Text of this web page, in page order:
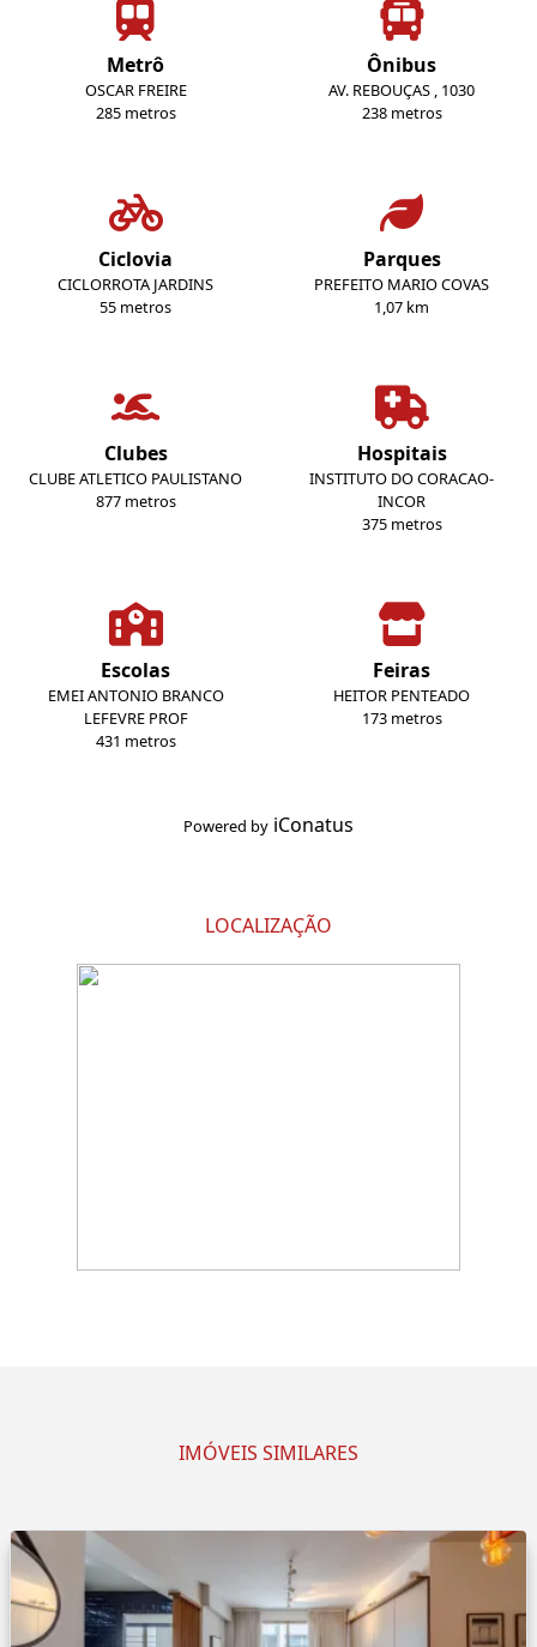
Metrô
OSCAR FREIRE
285 metros
Ônibus
AV. REBOUÇAS , 1030
238 metros
Ciclovia
CICLORROTA JARDINS
55 metros
Parques
PREFEITO MARIO COVAS
1,07 km
Clubes
CLUBE ATLETICO PAULISTANO
877 metros
Hospitais
INSTITUTO DO CORACAO-
INCOR
375 metros
Escolas
EMEI ANTONIO BRANCO
LEFEVRE PROF
431 metros
Feiras
HEITOR PENTEADO
173 metros
Powered by iConatus
LOCALIZAÇÃO
IMÓVEIS SIMILARES